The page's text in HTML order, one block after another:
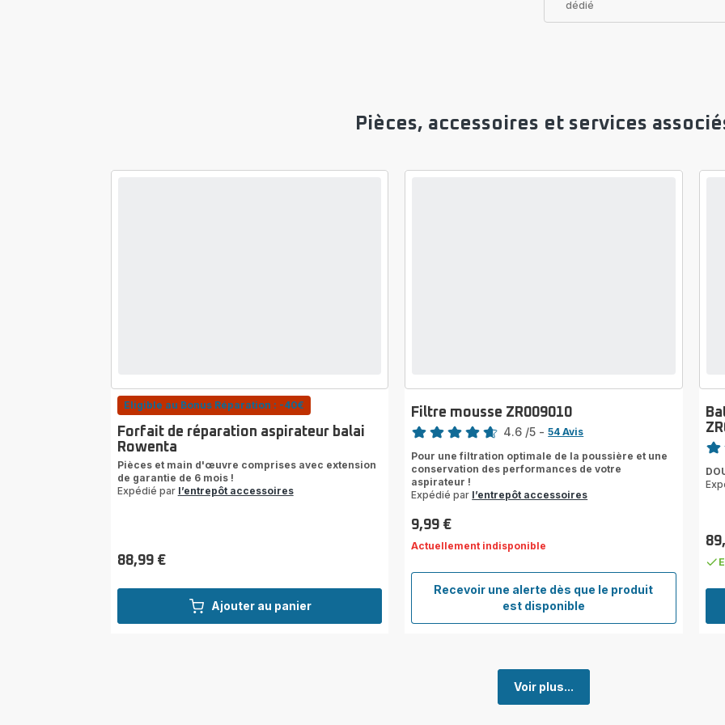
dédié
Pièces, accessoires et services
Ajouter au panier
Eligible au Bonus Réparation : -40€
Forfait de réparation aspirateur balai
Rowenta
Pièces et main d'œuvre comprises avec extension
de garantie de 6 mois !
Expédié par l’entrepôt accessoires
Prix
88,99 €
Recevoir une alerte dès que le produit
est disponible
Filtre
mousse
Filtre mousse ZR009010
Note
4.6 /5 - 54 Avis
Pour une filtration optimale de la poussière et une
conservation des performances de votre
aspirateur !
Expédié par l’entrepôt accessoires
Prix
9,99 €
Actuellement indisponible
Note
Prix
Voir plus...